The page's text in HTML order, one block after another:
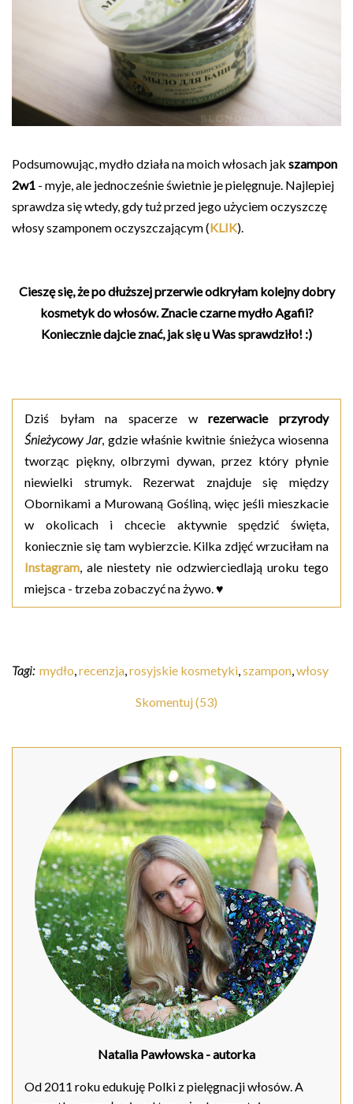
Podsumowując, mydło działa na moich włosach jak szampon
2w1 - myje, ale jednocześnie świetnie je pielęgnuje. Najlepiej
sprawdza się wtedy, gdy tuż przed jego użyciem oczyszczę
włosy szamponem oczyszczającym (KLIK).
Cieszę się, że po dłuższej przerwie odkryłam kolejny dobry
kosmetyk do włosów. Znacie czarne mydło Agafii?
Koniecznie dajcie znać, jak się u Was sprawdziło! :)
Dziś byłam na spacerze wrezerwacie przyrody
Śnieżycowy Jar, gdzie właśnie kwitnie śnieżyca wiosenna
tworząc piękny, olbrzymi dywan, przez który płynie
niewielki strumyk. Rezerwat znajduje się między
Obornikami a Murowaną Gośliną, więc jeśli mieszkacie
w okolicach i chcecie aktywnie spędzić święta,
koniecznie się tam wybierzcie. Kilka zdjęć wrzuciłam na
Instagram, ale niestety nie odzwierciedlają uroku tego
miejsca - trzeba zobaczyć na żywo. ♥
Tagi: mydło,recenzja,rosyjskie kosmetyki,szampon,włosy
Skomentuj (53)
Natalia Pawłowska - autorka
Od 2011 roku edukuję Polki z pielęgnacji włosów. A